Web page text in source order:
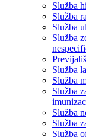
Služba
Služba
Služba
Služba
Služba
Služba
Služba
Služba
Služba
Služba